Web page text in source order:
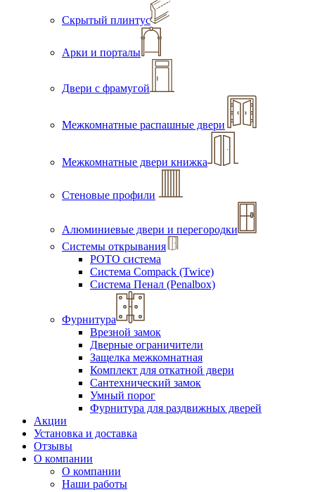
Скрытый плинтус
Арки и порталы
Двери с фрамугой
Межкомнатные распашные двери
Межкомнатные двери книжка
Стеновые профили
Алюминиевые двери и перегородки
Системы открывания
РОТО система
Система Compack (Twice)
Система Пенал (Penalbox)
Фурнитура
Врезной замок
Дверные ограничители
Защелка межкомнатная
Комплект для откатной двери
Сантехнический замок
Умный порог
Фурнитура для раздвижных дверей
Акции
Установка и доставка
Отзывы
О компании
О компании
Наши работы